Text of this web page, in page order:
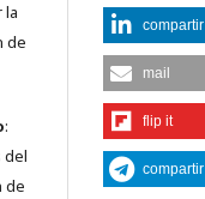
la
de
:
del
de
compartir
mail
flip it
compartir